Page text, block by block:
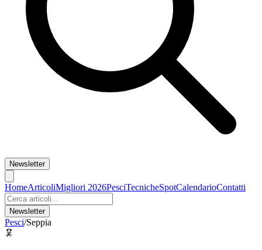
Newsletter
HomeArticoliMigliori 2026PesciTecnicheSpotCalendarioContatti
Newsletter
Pesci/Seppia
🦑